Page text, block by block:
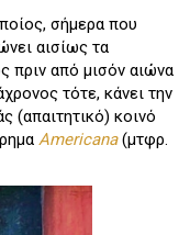
σήμερα που
αισίως τα
πριν από μισόν αιώνα
τότε, κάνει την
(απαιτητικό) κοινό
Americana(μτφρ.